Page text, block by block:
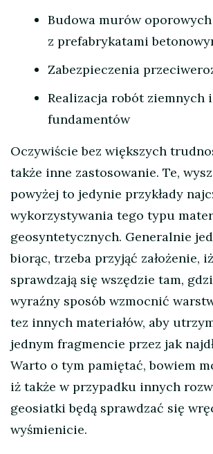
Budowa murów oporowych
z prefabrykatami
Zabezpieczenia
Realizacja robót ziemnych
fundamentów
Oczywiście bez większych
także inne zastosowanie. Te,
powyżej to jedynie przykłady
wykorzystywania tego typu
geosyntetycznych. Generalnie
biorąc, trzeba przyjąć założenie,
sprawdzają się wszędzie tam,
wyraźny sposób wzmocnić
tez innych materiałów, aby
jednym fragmencie przez jak
Warto o tym pamiętać, bowiem
iż także w przypadku innych
geosiatki będą sprawdzać się
wyśmienicie.